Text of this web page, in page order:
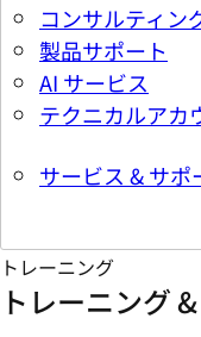
コンサルティン
製品サポート
AI サービス
テクニカルアカ
サービス & サポ
トレーニング
トレーニング